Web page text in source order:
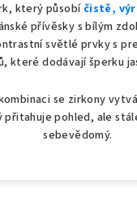
který působí čistě,
přívěsky s bílým
světlé prvky s
které dodávají šperku
se zirkony
pohled, ale
sebevědomý.